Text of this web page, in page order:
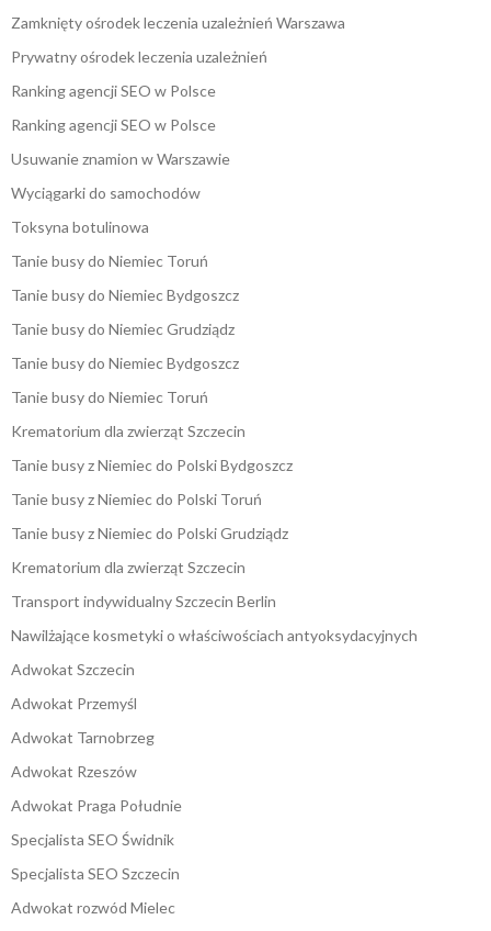
Zamknięty ośrodek leczenia uzależnień Warszawa
Prywatny ośrodek leczenia uzależnień
Ranking agencji SEO w Polsce
Ranking agencji SEO w Polsce
Usuwanie znamion w Warszawie
Wyciągarki do samochodów
Toksyna botulinowa
Tanie busy do Niemiec Toruń
Tanie busy do Niemiec Bydgoszcz
Tanie busy do Niemiec Grudziądz
Tanie busy do Niemiec Bydgoszcz
Tanie busy do Niemiec Toruń
Krematorium dla zwierząt Szczecin
Tanie busy z Niemiec do Polski Bydgoszcz
Tanie busy z Niemiec do Polski Toruń
Tanie busy z Niemiec do Polski Grudziądz
Krematorium dla zwierząt Szczecin
Transport indywidualny Szczecin Berlin
Nawilżające kosmetyki o właściwościach antyoksydacyjnych
Adwokat Szczecin
Adwokat Przemyśl
Adwokat Tarnobrzeg
Adwokat Rzeszów
Adwokat Praga Południe
Specjalista SEO Świdnik
Specjalista SEO Szczecin
Adwokat rozwód Mielec